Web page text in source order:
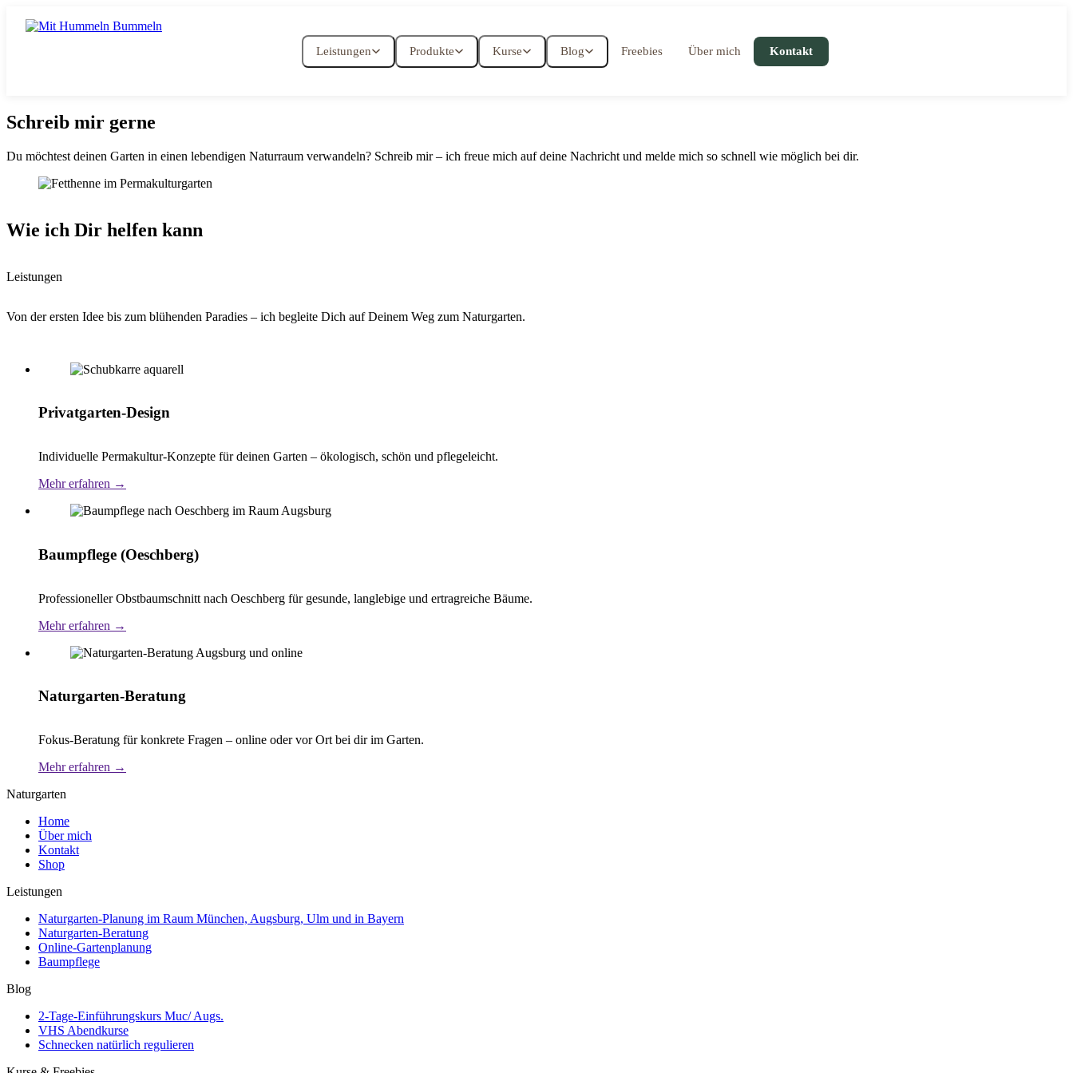
Leistungen Produkte Kurse Blog Freebies Über mich Kontakt
Schreib mir gerne
Du möchtest deinen Garten in einen lebendigen Naturraum verwandeln? Schreib mir – ich freue mich auf deine Nachricht und melde mich so schnell wie möglich bei dir.
Wie ich Dir helfen kann
Leistungen
Von der ersten Idee bis zum blühenden Paradies – ich begleite Dich auf Deinem Weg zum Naturgarten.
Privatgarten-Design
Individuelle Permakultur-Konzepte für deinen Garten – ökologisch, schön und pflegeleicht.
Mehr erfahren →
Baumpflege (Oeschberg)
Professioneller Obstbaumschnitt nach Oeschberg für gesunde, langlebige und ertragreiche Bäume.
Mehr erfahren →
Naturgarten-Beratung
Fokus-Beratung für konkrete Fragen – online oder vor Ort bei dir im Garten.
Mehr erfahren →
Naturgarten
Home
Über mich
Kontakt
Shop
Leistungen
Naturgarten-Planung im Raum München, Augsburg, Ulm und in Bayern
Naturgarten-Beratung
Online-Gartenplanung
Baumpflege
Blog
2-Tage-Einführungskurs Muc/ Augs.
VHS Abendkurse
Schnecken natürlich regulieren